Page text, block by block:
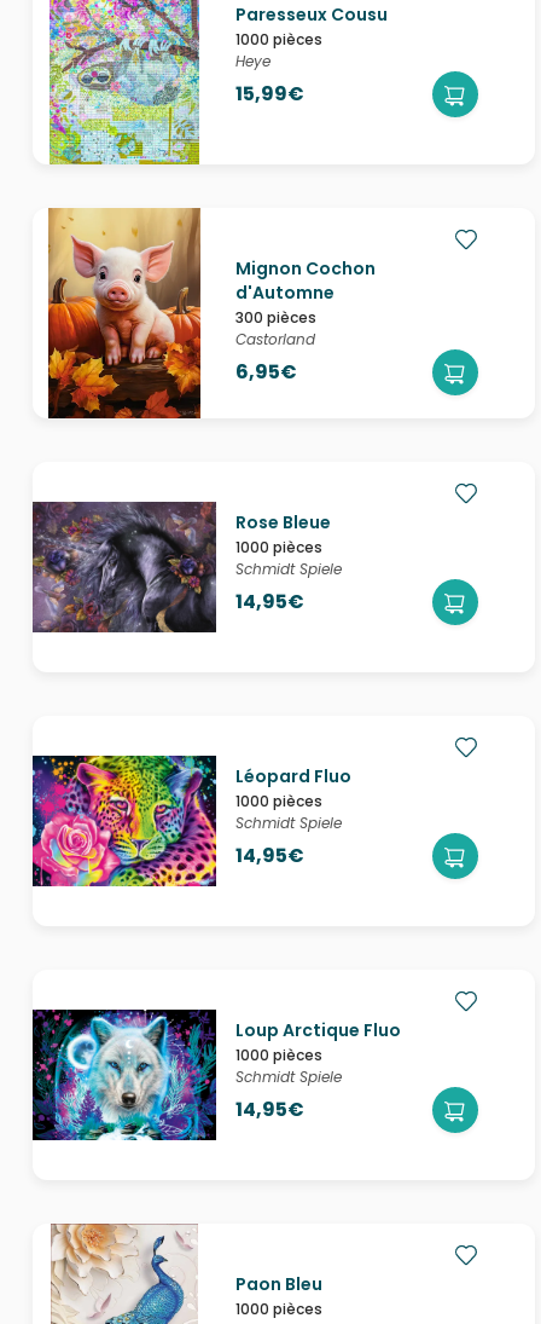
Paresseux Cousu
1000 pièces
Heye
15,99€
Mignon Cochon
d'Automne
300 pièces
Castorland
6,95€
Rose Bleue
1000 pièces
Schmidt Spiele
14,95€
Léopard Fluo
1000 pièces
Schmidt Spiele
14,95€
Loup Arctique Fluo
1000 pièces
Schmidt Spiele
14,95€
Paon Bleu
1000 pièces